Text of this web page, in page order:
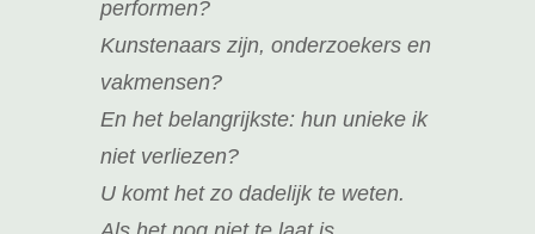
performen?
Kunstenaars zijn, onderzoekers en
vakmensen?
En het belangrijkste: hun unieke ik
niet verliezen?
U komt het zo dadelijk te weten.